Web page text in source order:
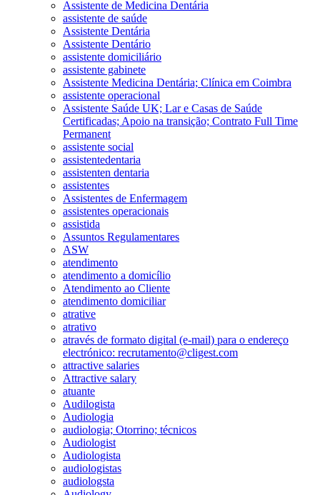
Assistente de Medicina Dentária
assistente de saúde
Assistente Dentária
Assistente Dentário
assistente domiciliário
assistente gabinete
Assistente Medicina Dentária; Clínica em Coimbra
assistente operacional
Assistente Saúde UK; Lar e Casas de Saúde
Certificadas; Apoio na transição; Contrato Full Time
Permanent
assistente social
assistentedentaria
assistenten dentaria
assistentes
Assistentes de Enfermagem
assistentes operacionais
assistida
Assuntos Regulamentares
ASW
atendimento
atendimento a domicílio
Atendimento ao Cliente
atendimento domiciliar
atrative
atrativo
através de formato digital (e-mail) para o endereço
electrónico: recrutamento@cligest.com
attractive salaries
Attractive salary
atuante
Audilogista
Audiologia
audiologia; Otorrino; técnicos
Audiologist
Audiologista
audiologistas
audiologsta